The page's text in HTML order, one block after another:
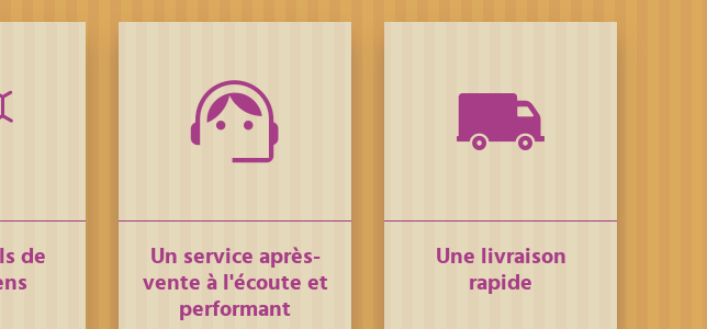
de
Un service après-
vente à l'écoute et
performant
Une livraison
rapide